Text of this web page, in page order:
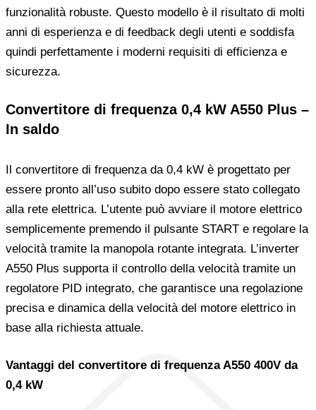
funzionalità robuste. Questo modello è il risultato di molti
anni di esperienza e di feedback degli utenti e soddisfa
quindi perfettamente i moderni requisiti di efficienza e
sicurezza.
Convertitore di frequenza 0,4 kW A550 Plus –
In saldo
Il convertitore di frequenza da 0,4 kW è progettato per
essere pronto all’uso subito dopo essere stato collegato
alla rete elettrica. L’utente può avviare il motore elettrico
semplicemente premendo il pulsante START e regolare la
velocità tramite la manopola rotante integrata. L’inverter
A550 Plus supporta il controllo della velocità tramite un
regolatore PID integrato, che garantisce una regolazione
precisa e dinamica della velocità del motore elettrico in
base alla richiesta attuale.
Vantaggi del convertitore di frequenza A550 400V da
0,4 kW